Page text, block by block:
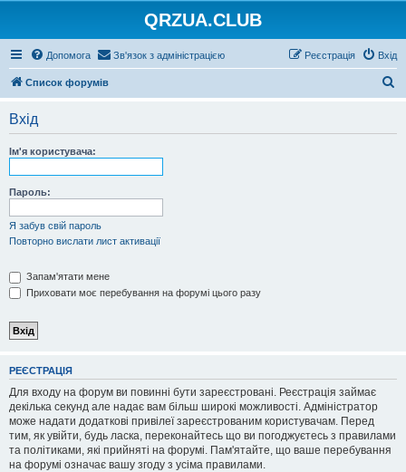
QRZUA.CLUB
Допомога Зв'язок з адміністрацією Вхід
Реєстрація
Список форумів
Вхід
Ім'я користувача:
Пароль:
Я забув свій пароль
Повторно вислати лист активації
Запам'ятати мене
Приховати моє перебування на форумі цього разу
РЕЄСТРАЦІЯ
Для входу на форум ви повинні бути зареєстровані. Реєстрація займає
декілька секунд але надає вам більш широкі можливості. Адміністратор
може надати додаткові привілеї зареєстрованим користувачам. Перед
тим, як увійти, будь ласка, переконайтесь що ви погоджуєтесь з правилами
та політиками, які прийняті на форумі. Пам'ятайте, що ваше перебування
на форумі означає вашу згоду з усіма правилами.